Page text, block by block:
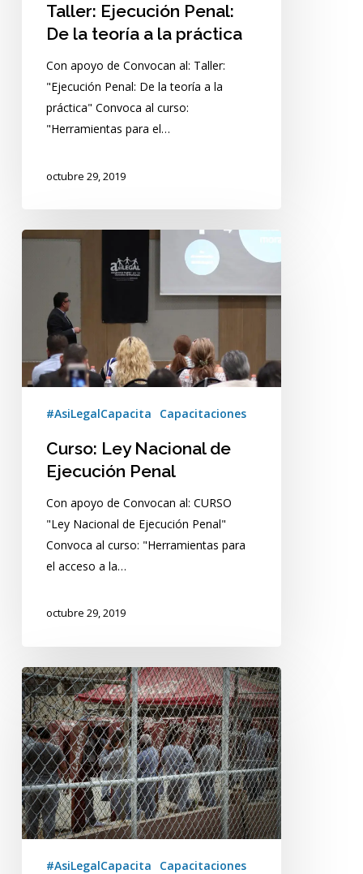
Taller: Ejecución Penal:
De la teoría a la práctica
Con apoyo de Convocan al: Taller:
"Ejecución Penal: De la teoría a la
práctica" Convoca al curso:
"Herramientas para el…
octubre 29, 2019
Curso:
Ejecución
Penal
#AsiLegalCapacita Capacitaciones
Curso: Ley Nacional de
Ejecución Penal
Con apoyo de Convocan al: CURSO
"Ley Nacional de Ejecución Penal"
Convoca al curso: "Herramientas para
el acceso a la…
octubre 29, 2019
Curso
“Implementación
de
Estándares
Internacionales
de
protección
de
#AsiLegalCapacita Capacitaciones